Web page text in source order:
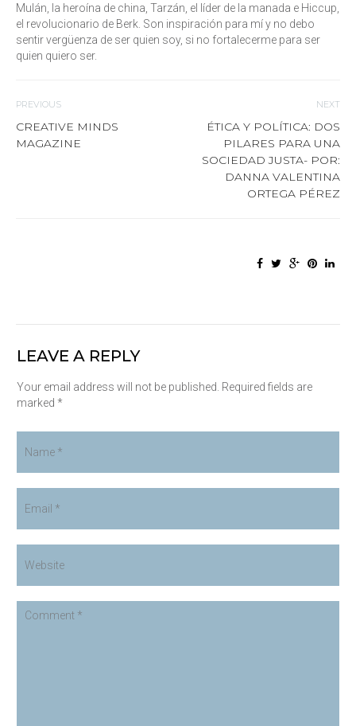
Mulán, la heroína de china, Tarzán, el líder de la manada e Hiccup,
el revolucionario de Berk. Son inspiración para mí y no debo
sentir vergüenza de ser quien soy, si no fortalecerme para ser
quien quiero ser.
PREVIOUS
CREATIVE MINDS
MAGAZINE
NEXT
ÉTICA Y POLÍTICA: DOS
PILARES PARA UNA
SOCIEDAD JUSTA- POR:
DANNA VALENTINA
ORTEGA PÉREZ
LEAVE A REPLY
Your email address will not be published. Required fields are
marked *